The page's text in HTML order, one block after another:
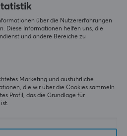
MaxMount
Elektrisch
Höhenverstellbar
309.90 €
über die Nutzererfahrungen
Diese Informationen helfen uns, die
und andere Bereiche zu
Marketing und ausführliche
die wir über die Cookies sammeln
Profil, das die Grundlage für